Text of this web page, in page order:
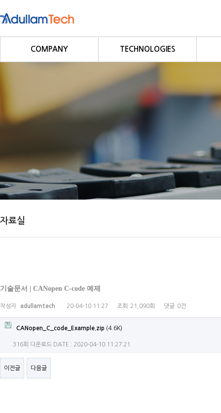
COMPANY TECHNOLOGIES
회사소개
회사연혁
사업영역
Fieldbus
Profibus
DeviceNet
CC-Link
CANopen
Modbus/Modbus TCP
자료실
기술문서 | CANopen C-code 예제
작성자 adullamtech 20-04-10 11:27 조회 21,090회 댓글 0건
CANopen_C_code_Example.zip (4.6K)
316회 다운로드 DATE : 2020-04-10 11:27:21
이전글 다음글